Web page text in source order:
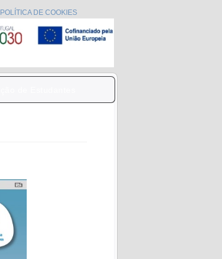
POLÍTICA DE COOKIES